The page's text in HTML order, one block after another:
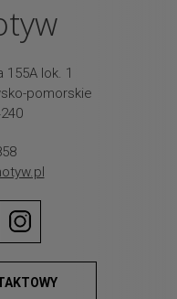
155A lok. 1
pomorskie